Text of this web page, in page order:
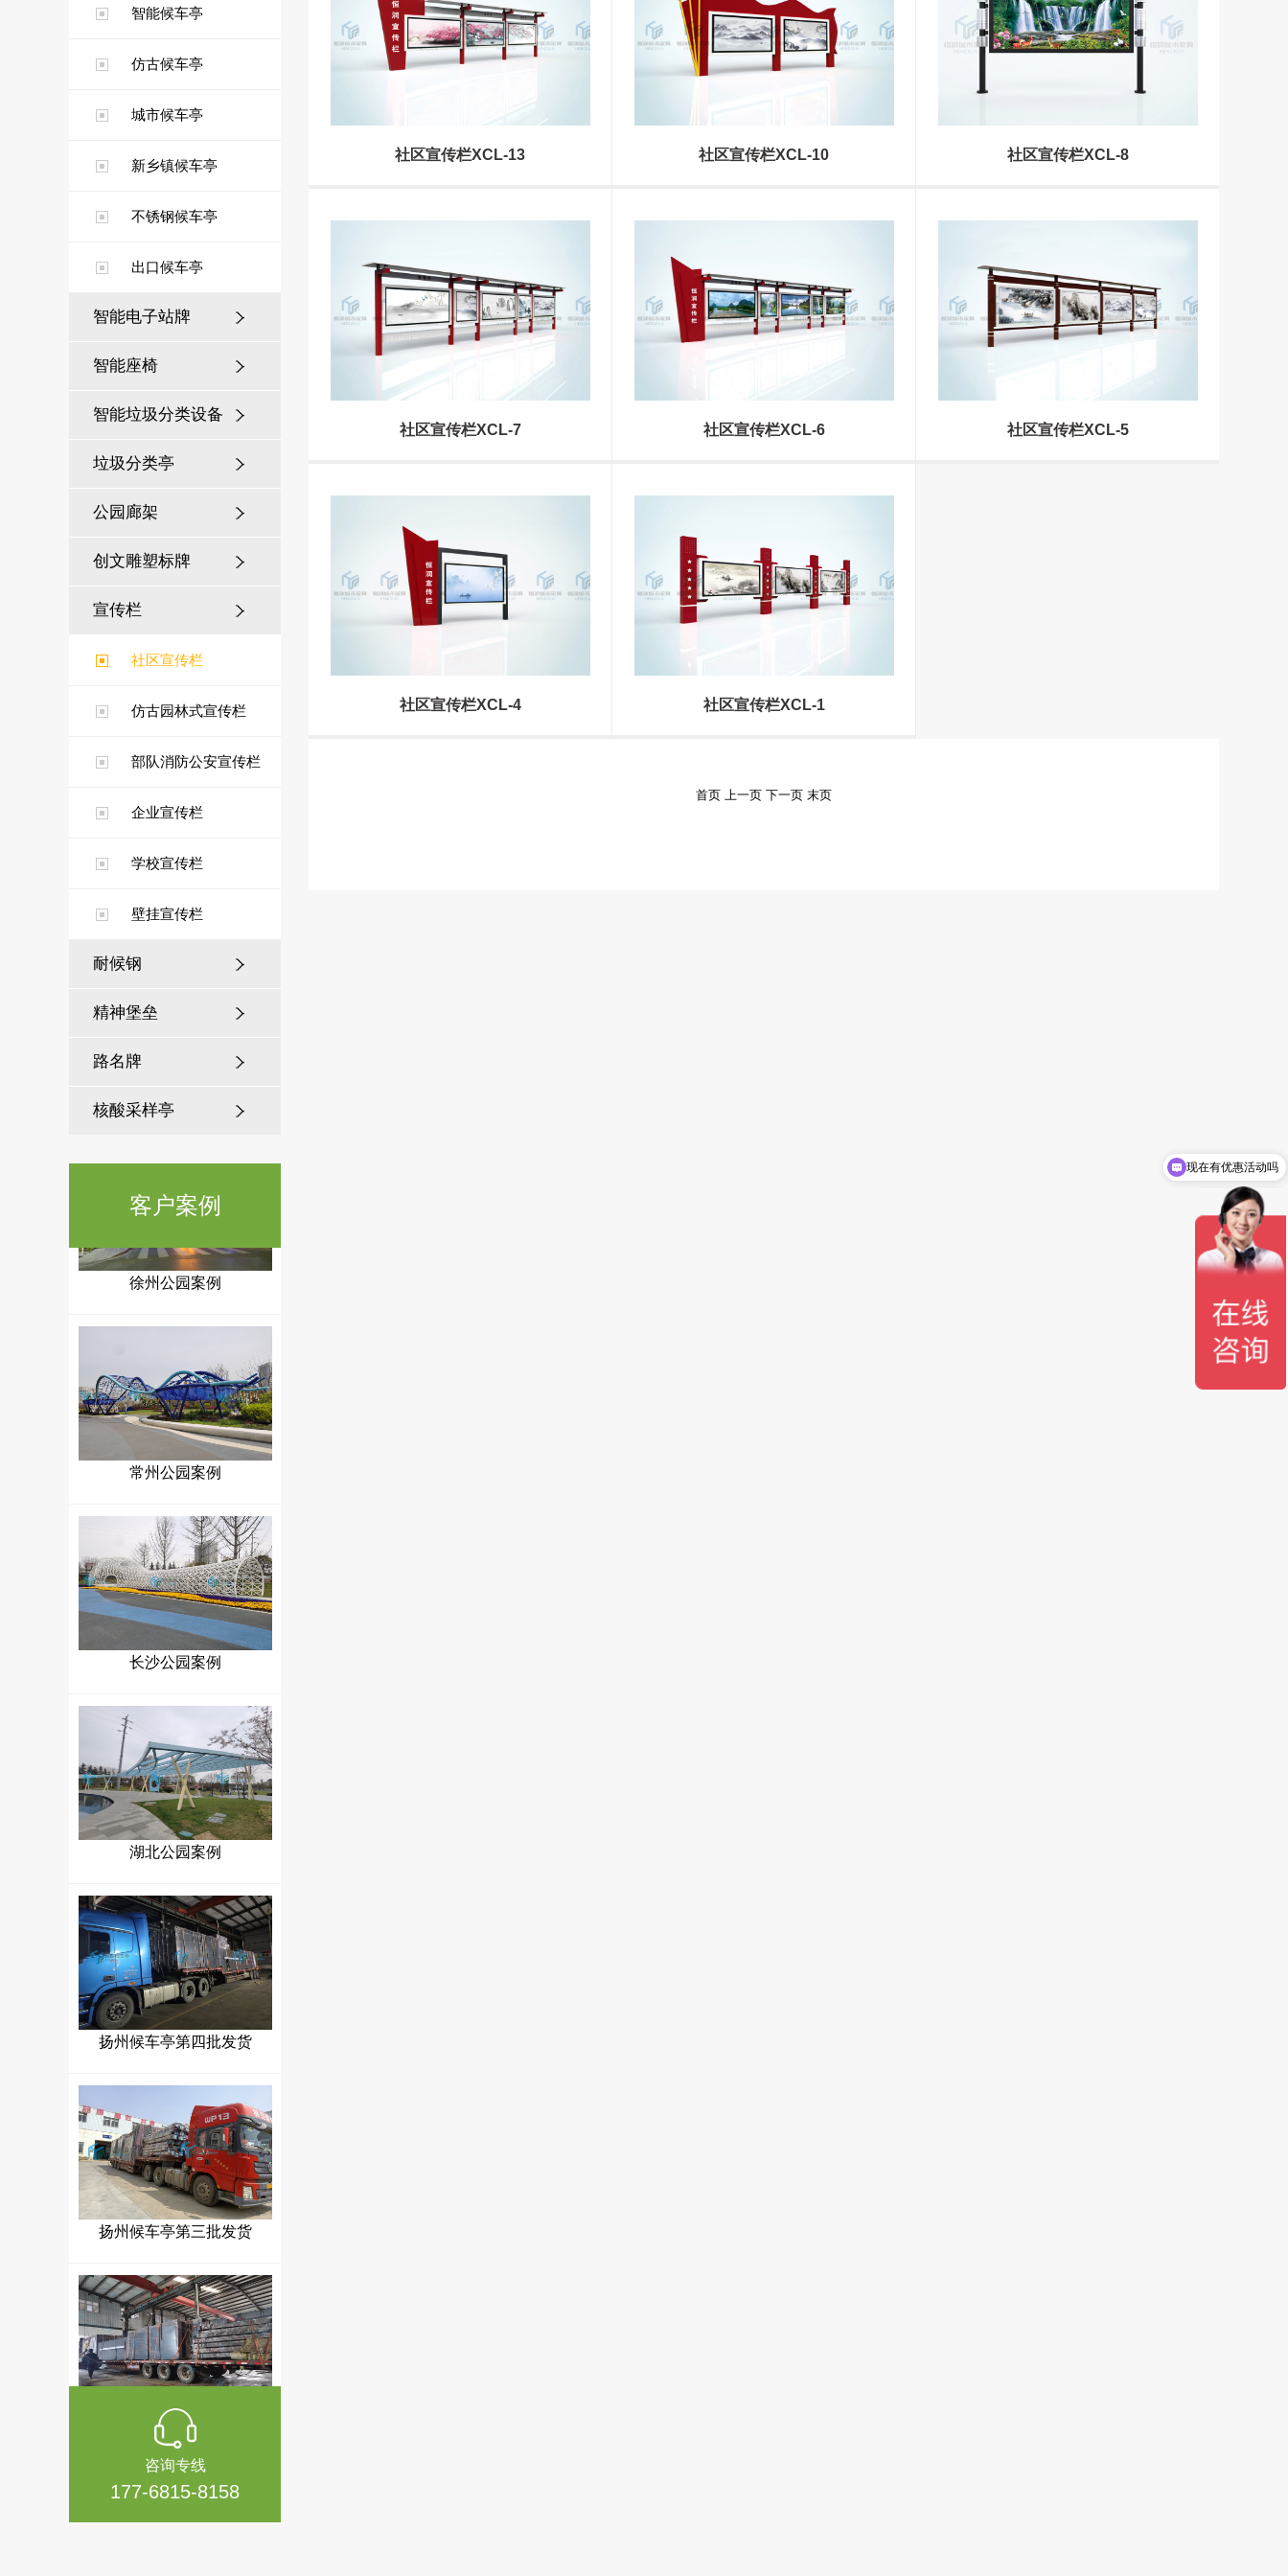
智能候车亭
仿古候车亭
城市候车亭
新乡镇候车亭
不锈钢候车亭
出口候车亭
智能电子站牌
智能座椅
智能垃圾分类设备
垃圾分类亭
公园廊架
创文雕塑标牌
宣传栏
社区宣传栏
仿古园林式宣传栏
部队消防公安宣传栏
企业宣传栏
学校宣传栏
壁挂宣传栏
耐候钢
精神堡垒
路名牌
核酸采样亭
客户案例
扬州乡镇公交候车亭
徐州公园案例
常州公园案例
长沙公园案例
湖北公园案例
扬州候车亭第四批发货
扬州候车亭第三批发货
咨询专线
177-6815-8158
社区宣传栏XCL-13 社区宣传栏XCL-10 社区宣传栏XCL-8
社区宣传栏XCL-7 社区宣传栏XCL-6 社区宣传栏XCL-5
社区宣传栏XCL-4 社区宣传栏XCL-1
首页 上一页 下一页 末页
可以介绍下你们的产品么